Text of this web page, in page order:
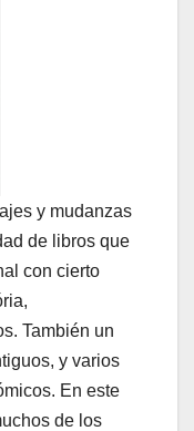
y mudanzas
de libros que
con cierto
También un
y varios
En este
de los